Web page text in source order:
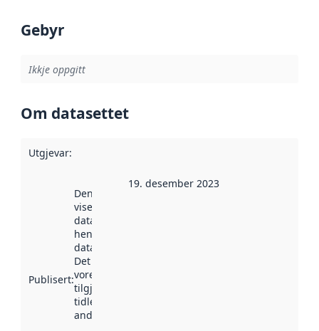
Gebyr
Ikkje oppgitt
Om datasettet
Utgjevar:
Publisert:
Denne datoen
viser når
datasettet vart
henta inn av
data.norge.no.
Det kan ha
vore
tilgjengeleg
tidlegare
andre stader.
19. desember 2023